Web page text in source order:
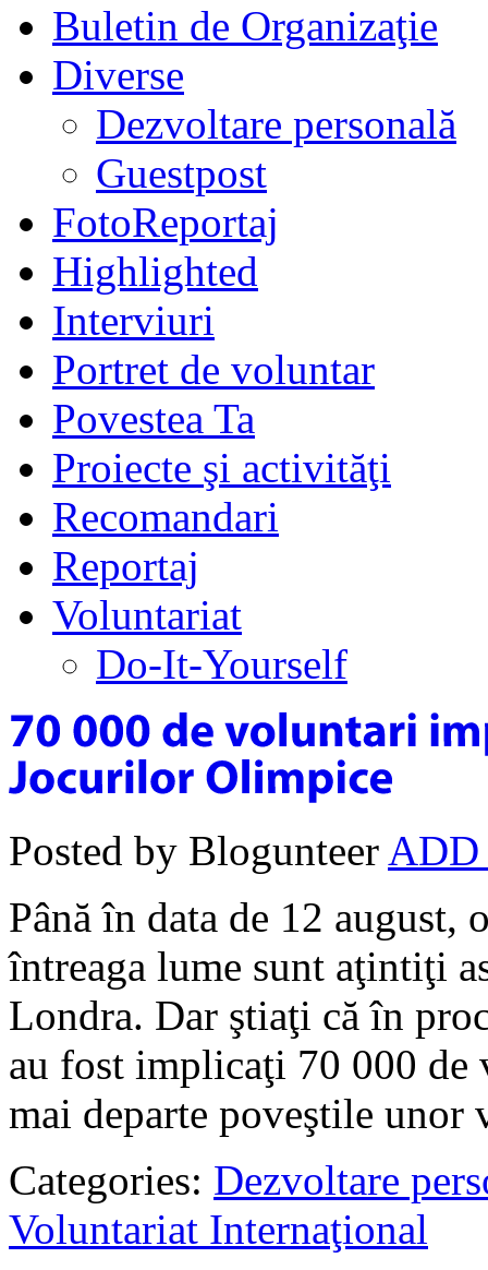
Buletin de Organizaţie
Diverse
Dezvoltare personală
Guestpost
FotoReportaj
Highlighted
Interviuri
Portret de voluntar
Povestea Ta
Proiecte şi activităţi
Recomandari
Reportaj
Voluntariat
Do-It-Yourself
Posted by Blogunteer ADD
Până în data de 12
întreaga lume sunt aţintiţi
Londra. Dar ştiaţi că în
au fost implicaţi 70 000
mai departe poveştile
Categories: Dezvoltare
Voluntariat Internaţional